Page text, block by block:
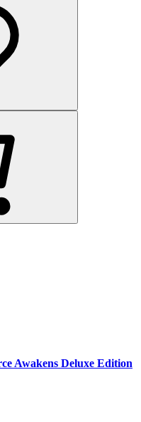
Awakens Deluxe Edition